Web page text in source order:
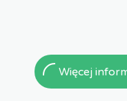
Więcej